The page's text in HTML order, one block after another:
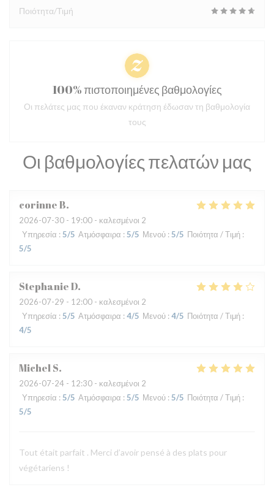
Οι βαθμολογίες πελατών μας
corinneB
2026-07-30 - 19:00 - καλεσμένοι 2
Υπηρεσία : 5/5 Ατμόσφαιρα : 5/5 Μενού : 5/5 Ποιότητα / Τιμή :
5/5
StephanieD
2026-07-29 - 12:00 - καλεσμένοι 2
Υπηρεσία : 5/5 Ατμόσφαιρα : 4/5 Μενού : 4/5 Ποιότητα / Τιμή :
4/5
MichelS
2026-07-24 - 12:30 - καλεσμένοι 2
Υπηρεσία : 5/5 Ατμόσφαιρα : 5/5 Μενού : 5/5 Ποιότητα / Τιμή :
5/5
Tout était parfait . Merci d’avoir pensé à des plats pour
végétariens !
Ποιότητα/Τιμή
100% πιστοποιημένες βαθμολογίες
Οι πελάτες μας που έκαναν κράτηση έδωσαν τη βαθμολογία
τους